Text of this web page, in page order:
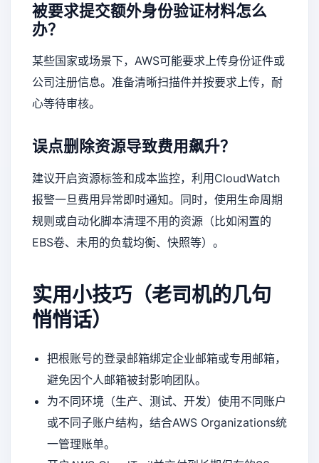
被要求提交额外身份验证材料怎么
办？
某些国家或场景下，AWS可能要求上传身份证件或
公司注册信息。准备清晰扫描件并按要求上传，耐
心等待审核。
误点删除资源导致费用飙升？
建议开启资源标签和成本监控，利用CloudWatch
报警一旦费用异常即时通知。同时，使用生命周期
规则或自动化脚本清理不用的资源（比如闲置的
EBS卷、未用的负载均衡、快照等）。
实用小技巧（老司机的几句
悄悄话）
把根账号的登录邮箱绑定企业邮箱或专用邮箱，
避免因个人邮箱被封影响团队。
为不同环境（生产、测试、开发）使用不同账户
或不同子账户结构，结合AWS Organizations统
一管理账单。